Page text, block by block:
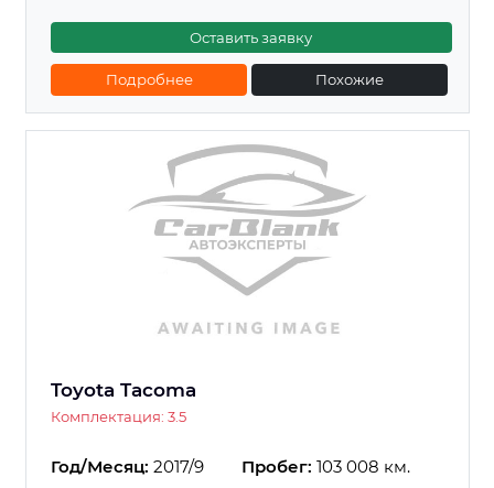
Оставить заявку
Подробнее Похожие
Toyota Tacoma
Комплектация: 3.5
Год/Месяц: 2017/9 Пробег: 103 008 км.